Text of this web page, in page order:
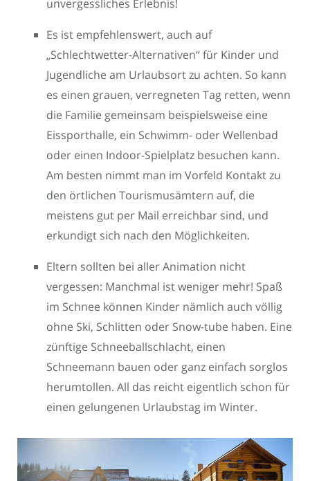
unvergessliches Erlebnis!
Es ist empfehlenswert, auch auf
„Schlechtwetter-Alternativen“ für Kinder und
Jugendliche am Urlaubsort zu achten. So kann
es einen grauen, verregneten Tag retten, wenn
die Familie gemeinsam beispielsweise eine
Eissporthalle, ein Schwimm- oder Wellenbad
oder einen Indoor-Spielplatz besuchen kann.
Am besten nimmt man im Vorfeld Kontakt zu
den örtlichen Tourismusämtern auf, die
meistens gut per Mail erreichbar sind, und
erkundigt sich nach den Möglichkeiten.
Eltern sollten bei aller Animation nicht
vergessen: Manchmal ist weniger mehr! Spaß
im Schnee können Kinder nämlich auch völlig
ohne Ski, Schlitten oder Snow-tube haben. Eine
zünftige Schneeballschlacht, einen
Schneemann bauen oder ganz einfach sorglos
herumtollen. All das reicht eigentlich schon für
einen gelungenen Urlaubstag im Winter.